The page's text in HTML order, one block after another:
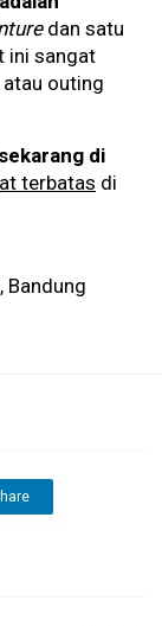
dan satu
ini sangat
atau outing
di
terbatas di
Bandung